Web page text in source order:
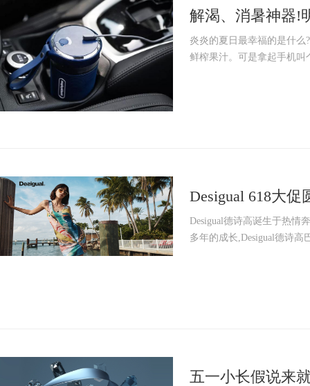
解渴、消暑神器!
炎炎的夏日最幸福的是什么
鲜榨果汁。可是拿起手机
Desigual 618大
一大步
Desigual德诗高诞生于热情
多年的成长,Desigual德诗高
五一小长假说来